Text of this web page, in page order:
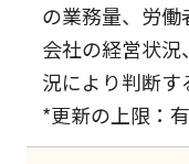
の業務量、労働
会社の経営状
況により判断す
*更新の上限：